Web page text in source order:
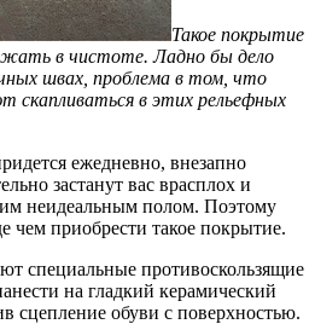
Такое покрытие
в чистоте. Ладно бы дело
швах, проблема в том, что
скапливаться в этих рельефных
ежедневно, внезапно
застанут вас врасплох и
неидеальным полом. Поэтому
чем приобрести такое покрытие.
специальные противоскользящие
на гладкий керамический
сцепление обуви с поверхностью.